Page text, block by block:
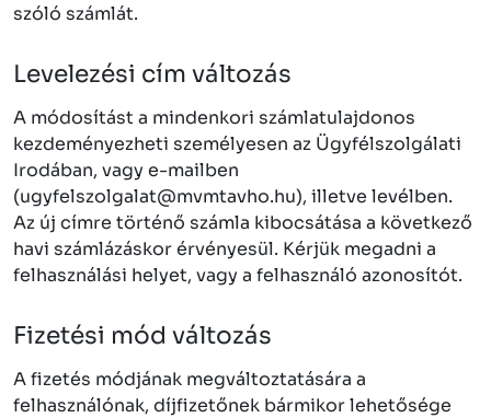
szóló számlát.
Levelezési cím változás
A módosítást a mindenkori számlatulajdonos
kezdeményezheti személyesen az Ügyfélszolgálati
Irodában, vagy e-mailben
(ugyfelszolgalat@mvmtavho.hu), illetve levélben.
Az új címre történő számla kibocsátása a következő
havi számlázáskor érvényesül. Kérjük megadni a
felhasználási helyet, vagy a felhasználó azonosítót.
Fizetési mód változás
A fizetés módjának megváltoztatására a
felhasználónak, díjfizetőnek bármikor lehetősége